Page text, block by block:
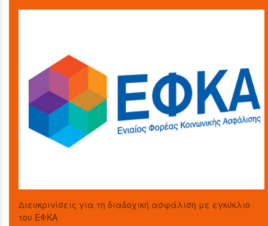
Διευκρινίσεις για τη διαδοχική ασφάλιση με εγκύκλιο
του ΕΦΚΑ